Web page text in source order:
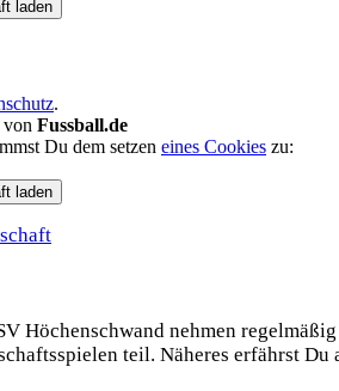
.
von Fussball.de
Du dem setzen eines Cookies zu:
Höchenschwand nehmen
teil. Näheres erfährst Du